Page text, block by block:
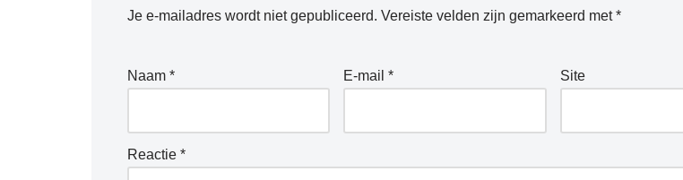
Je e-mailadres wordt niet gepubliceerd. Vereiste velden zijn gemarkeerd met*
Naam * E-mail* Site
Reactie *